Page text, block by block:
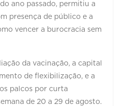
ano passado, permitiu a
presença de público e a
vencer a burocracia sem
da vacinação, a capital
de flexibilização, e a
palcos por curta
de 20 a 29 de agosto.